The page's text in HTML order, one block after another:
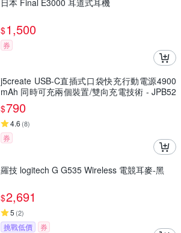
日本 Final E3000 耳道式耳機
$1,500
券
j5create USB-C直插式口袋快充行動電源4900
mAh 同時可充兩個裝置/雙向充電技術 - JPB52
20R(魅力粉)
$790
4.6 (8)
券
羅技 logitech G G535 Wireless 電競耳麥-黑
$2,691
5 (2)
挑戰低價 券